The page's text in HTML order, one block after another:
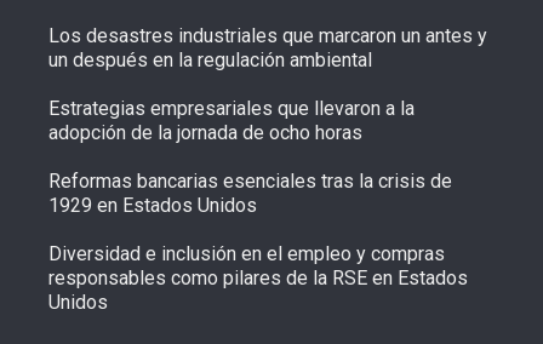
Los desastres industriales que marcaron un antes y
un después en la regulación ambiental
Estrategias empresariales que llevaron a la
adopción de la jornada de ocho horas
Reformas bancarias esenciales tras la crisis de
1929 en Estados Unidos
Diversidad e inclusión en el empleo y compras
responsables como pilares de la RSE en Estados
Unidos